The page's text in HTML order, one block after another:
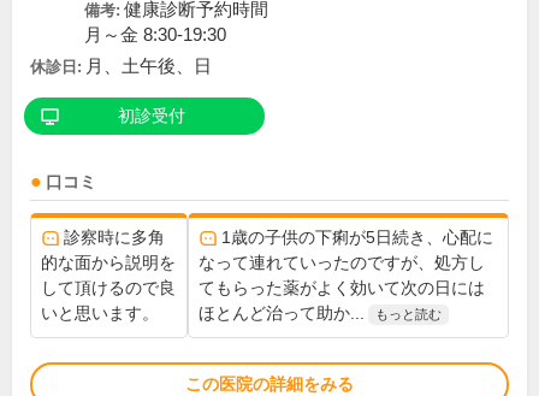
備考: 健康診断予約時間
月～金 8:30-19:30
休診日: 月、土午後、日
初診受付
口コミ
診察時に多角
的な面から説明を
して頂けるので良
いと思います。
1歳の子供の下痢が5日続き、心配に
なって連れていったのですが、処方し
てもらった薬がよく効いて次の日には
ほとんど治って助か...
もっと読む
この医院の詳細をみる